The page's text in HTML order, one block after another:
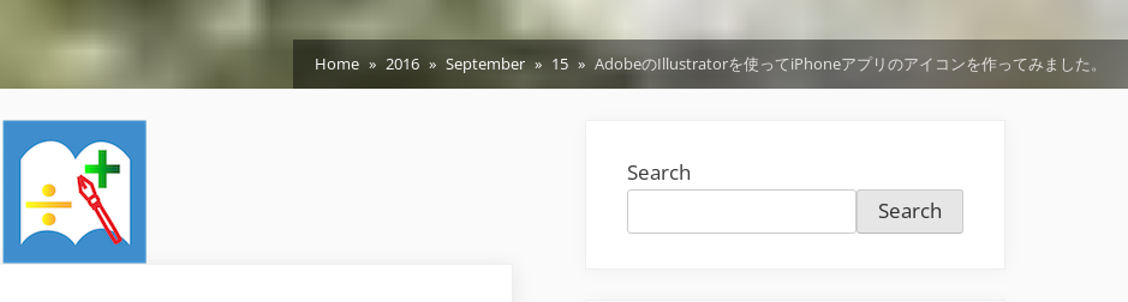
Home 2016 September 15 AdobeのIllustratorを使ってiPhoneアプリのアイコンを作ってみました。
Search
Search